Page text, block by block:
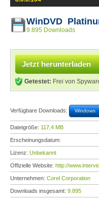
WinDVD
9.895 Downloads
Jetzt herunterladen
Getestet: Frei von
Verfügbare Downloads: Windows
Dateigröße: 117,4 MB
Erscheinungsdatum:
Lizenz: Unbekannt
Offizielle Website: http://
Unternehmen: Corel Corporation
Downloads insgesamt: 9.895